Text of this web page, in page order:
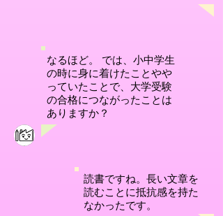
なるほど。 では、小中学生
の時に身に着けたことやや
っていたことで、大学受験
の合格につながったことは
ありますか？
読書ですね。長い文章を
読むことに抵抗感を持た
なかったです。